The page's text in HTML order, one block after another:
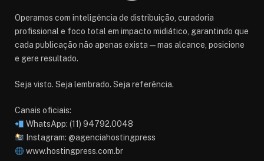
Operamos com inteligência de distribuição, curadoria
profissional e foco total em impacto midiático, garantindo que
cada publicação não apenas exista — mas alcance, posicione
e gere resultado.
Seja visto. Seja lembrado. Seja referência.
Canais oficiais:
WhatsApp: (11) 94792.0048
Instagram: @agenciahostingpress
www.hostingpress.com.br⁠